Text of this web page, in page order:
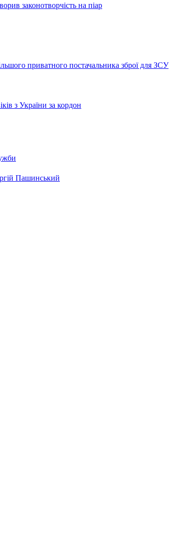
законотворчість на піар
приватного постачальника зброї для ЗСУ
з України за кордон
Пашинський